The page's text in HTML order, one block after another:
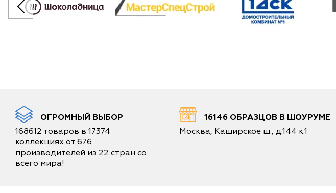
ОГРОМНЫЙ ВЫБОР
168612 товаров в 17374
коллекциях от 676
производителей из 22 стран со
всего мира!
16146 ОБРАЗЦОВ В ШОУРУМЕ
Москва, Каширское ш., д.144 к.1